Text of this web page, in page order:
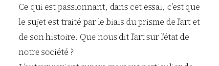
Ce qui est passionnant, dans cet essai, c’est que
le sujet est traité par le biais du prisme de l’art et
de son histoire. Que nous dit l’art sur l’état de
notre société ?